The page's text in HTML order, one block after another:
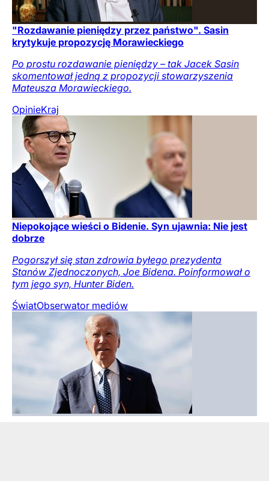
"Rozdawanie pieniędzy przez państwo". Sasin
krytykuje propozycję Morawieckiego
Po prostu rozdawanie pieniędzy – tak Jacek Sasin
skomentował jedną z propozycji stowarzyszenia
Mateusza Morawieckiego.
OpinieKraj
Niepokojące wieści o Bidenie. Syn ujawnia: Nie jest
dobrze
Pogorszył się stan zdrowia byłego prezydenta
Stanów Zjednoczonych, Joe Bidena. Poinformował o
tym jego syn, Hunter Biden.
ŚwiatObserwator mediów